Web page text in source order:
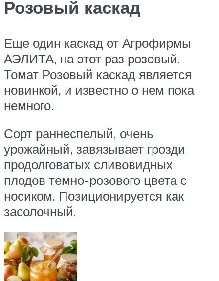
Розовый каскад
Еще один каскад от Агрофирмы
АЭЛИТА, на этот раз розовый.
Томат Розовый каскад является
новинкой, и известно о нем пока
немного.
Сорт раннеспелый, очень
урожайный, завязывает грозди
продолговатых сливовидных
плодов темно-розового цвета с
носиком. Позиционируется как
засолочный.